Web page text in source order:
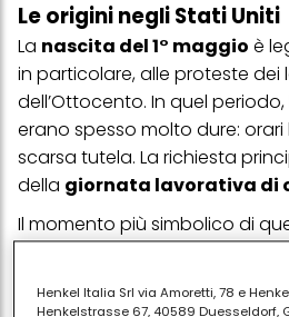
Le origini negli Stati Uniti
La nascita del 1° maggio è
in particolare, alle proteste dei
dell’Ottocento. In quel
erano spesso molto dure:
scarsa tutela. La richiesta
della giornata lavorativa di
Il momento più simbolico di
segnarono il movimento
Henkel Italia Srl via Amoretti, 78 e
Henkelstrasse 67, 40589 Duesseldorf,